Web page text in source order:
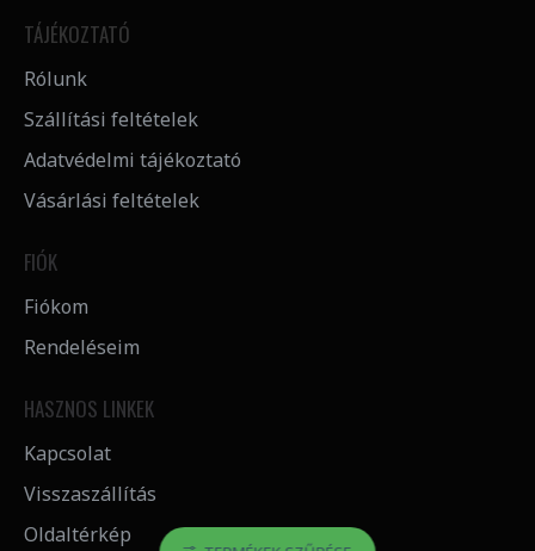
TÁJÉKOZTATÓ
Rólunk
Szállítási feltételek
Adatvédelmi tájékoztató
Vásárlási feltételek
FIÓK
Fiókom
Rendeléseim
HASZNOS LINKEK
Kapcsolat
Visszaszállítás
Oldaltérkép